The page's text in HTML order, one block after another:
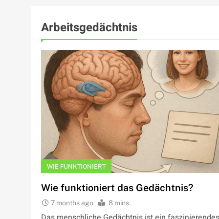
Arbeitsgedächtnis
WIE FUNKTIONIERT
Wie funktioniert das Gedächtnis?
7 months ago 8 mins